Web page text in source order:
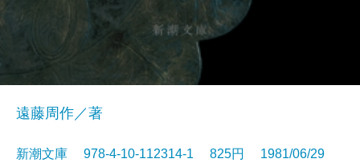
遠藤周作／著
新潮文庫 978-4-10-112314-1 825円 1981/06/29